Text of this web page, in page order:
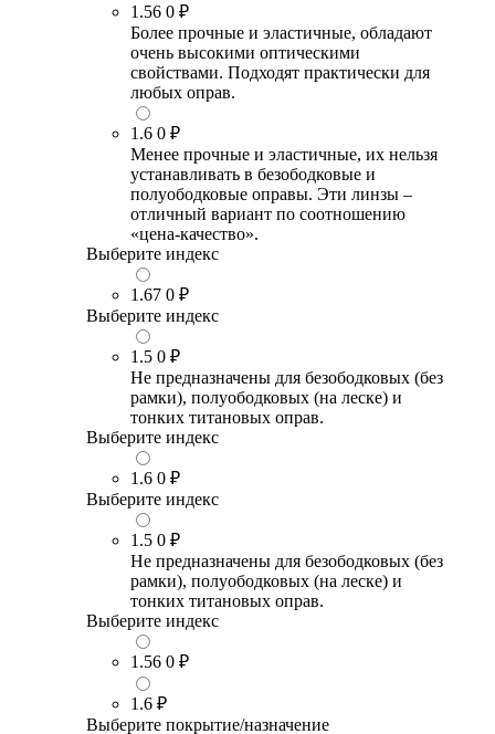
1.56 0 ₽
Более прочные и эластичные, обладают
очень высокими оптическими
свойствами. Подходят практически для
любых оправ.
1.6 0 ₽
Менее прочные и эластичные, их нельзя
устанавливать в безободковые и
полуободковые оправы. Эти линзы –
отличный вариант по соотношению
«цена-качество».
Выберите индекс
1.67 0 ₽
Выберите индекс
1.5 0 ₽
Не предназначены для безободковых (без
рамки), полуободковых (на леске) и
тонких титановых оправ.
Выберите индекс
1.6 0 ₽
Выберите индекс
1.5 0 ₽
Не предназначены для безободковых (без
рамки), полуободковых (на леске) и
тонких титановых оправ.
Выберите индекс
1.56 0 ₽
1.6 ₽
Выберите покрытие/назначение